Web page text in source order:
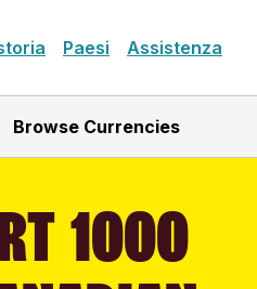
Paesi Assistenza
Browse Currencies
1000